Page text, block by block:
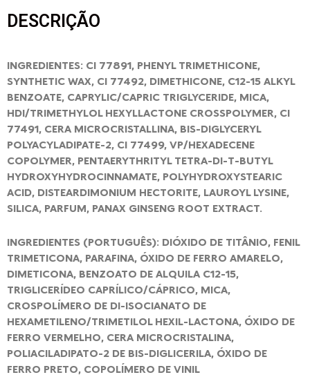
DESCRIÇÃO
INGREDIENTES: CI 77891, PHENYL TRIMETHICONE,
SYNTHETIC WAX, CI 77492, DIMETHICONE, C12-15 ALKYL
BENZOATE, CAPRYLIC/CAPRIC TRIGLYCERIDE, MICA,
HDI/TRIMETHYLOL HEXYLLACTONE CROSSPOLYMER, CI
77491, CERA MICROCRISTALLINA, BIS-DIGLYCERYL
POLYACYLADIPATE-2, CI 77499, VP/HEXADECENE
COPOLYMER, PENTAERYTHRITYL TETRA-DI-T-BUTYL
HYDROXYHYDROCINNAMATE, POLYHYDROXYSTEARIC
ACID, DISTEARDIMONIUM HECTORITE, LAUROYL LYSINE,
SILICA, PARFUM, PANAX GINSENG ROOT EXTRACT.
INGREDIENTES (PORTUGUÊS): DIÓXIDO DE TITÂNIO, FENIL
TRIMETICONA, PARAFINA, ÓXIDO DE FERRO AMARELO,
DIMETICONA, BENZOATO DE ALQUILA C12-15,
TRIGLICERÍDEO CAPRÍLICO/CÁPRICO, MICA,
CROSPOLÍMERO DE DI-ISOCIANATO DE
HEXAMETILENO/TRIMETILOL HEXIL-LACTONA, ÓXIDO DE
FERRO VERMELHO, CERA MICROCRISTALINA,
POLIACILADIPATO-2 DE BIS-DIGLICERILA, ÓXIDO DE
FERRO PRETO, COPOLÍMERO DE VINIL